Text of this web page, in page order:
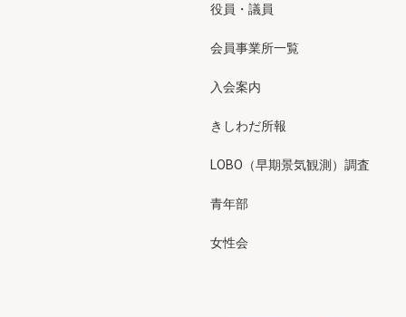
役員・議員
会員事業所一覧
入会案内
きしわだ所報
LOBO（早期景気観測）調査
青年部
女性会